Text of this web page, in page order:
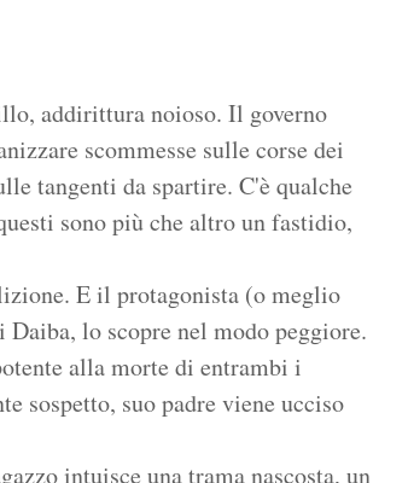
addirittura noioso. Il governo
scommesse sulle corse dei
tangenti da spartire. C'è qualche
sono più che altro un fastidio,
E il protagonista (o meglio
lo scopre nel modo peggiore.
alla morte di entrambi i
sospetto, suo padre viene ucciso
intuisce una trama nascosta, un